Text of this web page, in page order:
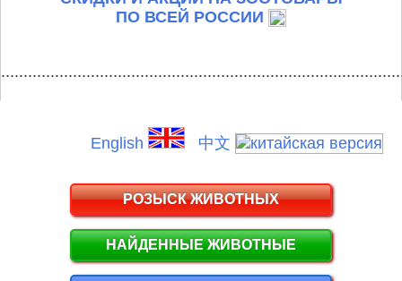
ПО ВСЕЙ РОССИИ
English 中文
РОЗЫСК ЖИВОТНЫХ
НАЙДЕННЫЕ ЖИВОТНЫЕ